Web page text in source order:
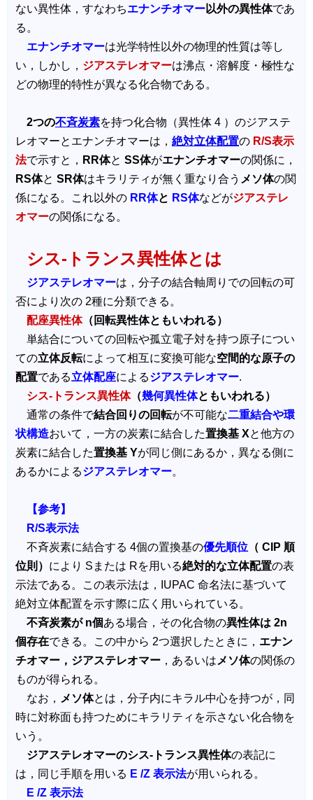
ない異性体，すなわちエナンチオマー以外の異性体であ
る。
エナンチオマーは光学特性以外の物理的性質は等し
い，しかし， ジアステレオマーは沸点・溶解度・極性な
どの物理的特性が異なる化合物である。
2つの不斉炭素を持つ化合物（異性体 4 ）のジアステ
レオマーとエナンチオマーは， 絶対立体配置の R/S表示
法で示すと， RR体と SS体がエナンチオマーの関係に，
RS体と SR体はキラリティが無く重なり合う メソ体の関
係になる。これ以外の RR体と RS体などがジアステレ
オマーの関係になる。
シス‐トランス異性体とは
ジアステレオマーは，分子の結合軸周りでの回転の可
否により次の 2種に分類できる。
配座異性体（回転異性体ともいわれる）
単結合についての回転や孤立電子対を持つ原子につい
ての立体反転によって相互に変換可能な空間的な原子の
配置である立体配座によるジアステレオマー.
シス‐トランス異性体（幾何異性体ともいわれる）
通常の条件で結合回りの回転が不可能な二重結合や環
状構造おいて，一方の炭素に結合した置換基 Xと他方の
炭素に結合した置換基 Yが同じ側にあるか，異なる側に
あるかによるジアステレオマー。
【参考】
R/S表示法
不斉炭素に結合する 4個の置換基の優先順位 （ CIP 順
位則） により Sまたは Rを用いる絶対的な立体配置の表
示法である。この表示法は，IUPAC 命名法に基づいて
絶対立体配置を示す際に広く用いられている。
不斉炭素が n個ある場合，その化合物の異性体は 2n
個存在できる。この中から 2つ選択したときに， エナン
チオマー，ジアステレオマー ，あるいはメソ体の関係の
ものが得られる。
なお， メソ体とは，分子内にキラル中心を持つが，同
時に対称面も持つためにキラリティを示さない化合物を
いう。
ジアステレオマーのシス‐トランス異性体の表記に
は，同じ手順を用いる E /Z 表示法が用いられる。
E /Z 表示法